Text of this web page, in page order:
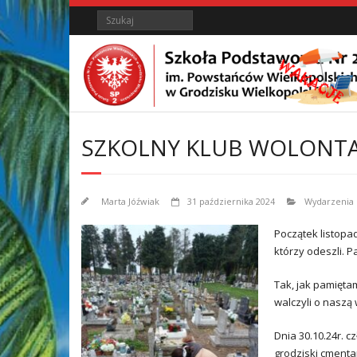
Skip
to
Content
Skip
to
content
Search
SZKOLNY KLUB
Marta Jóźwiak 31 października 2024 Wydarzenia
Początek
którzy odeszli.
Tak, jak
walczyli o naszą
Dnia 30.10.24r.
grodziski